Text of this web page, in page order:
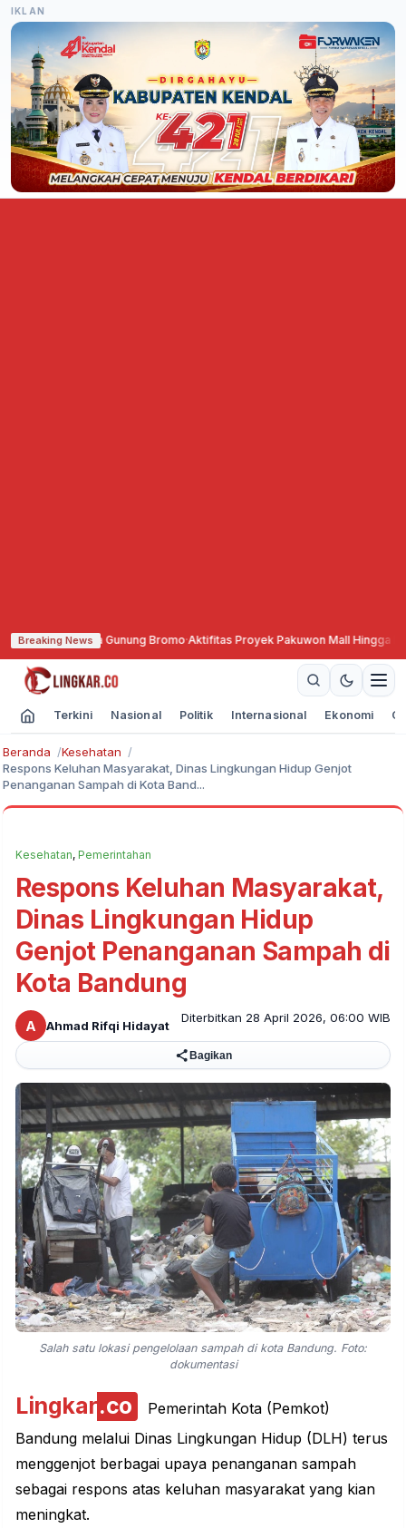
IKLAN
Breaking News
Gunung Bromo·Aktifitas Proyek Pakuwon Mall Hingga Dini Hari,
Terkini Nasional Politik Internasional Ekonomi
Beranda
Kesehatan
Respons Keluhan Masyarakat, Dinas Lingkungan Hidup Genjot
Penanganan Sampah di Kota Band...
Kesehatan, Pemerintahan
Respons Keluhan Masyarakat,
Dinas Lingkungan Hidup
Genjot Penanganan Sampah di
Kota Bandung
A Ahmad Rifqi Hidayat
Diterbitkan 28 April 2026, 06:00 WIB
Bagikan
Salah satu lokasi pengelolaan sampah di kota Bandung. Foto:
dokumentasi
Lingkar.co
Pemerintah Kota (Pemkot)
Bandung melalui Dinas Lingkungan Hidup (DLH) terus
menggenjot berbagai upaya penanganan sampah
sebagai respons atas keluhan masyarakat yang kian
meningkat.